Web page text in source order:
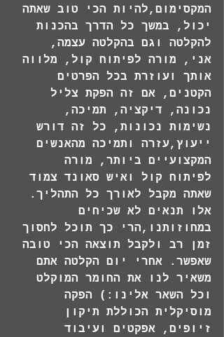
המקסימום,להיות הכי טוב שאתה
יכול, במשך כל הדרך בהכנות
להקלטה וגם בהקלטה עצמה,
אני, מורה לפיתוח קול, מלווה
אותך ועוזרת בכל הפרטים
הקטנים, אם זה הפקת צליל
נכונה, דיקציה, תמיכה,
נשימות נכונות, כל זה דורש
ייעוץ,עזרה ותמיכה מהאנשים
המקצועיים ביותר, מורה
לפיתוח קול ואיש סאונד צמוד
שאתה מקבל לאורך כל התהליך.
אלו תנאים לא שכיחים
במחוזותנו,הרי כך תוכל לחסוך
זמן רב ולקבל תוצאה הכי טובה
שאפשר. אחרי יום הקלטה אתם
משאיר לנו את החומר המוקלט
וכל השאר אלינו:) הפקה
מוסיקלית הכוללת תיקון
זיופים, אפקטים ועיבוד